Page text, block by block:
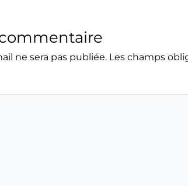
ne sera pas publiée. Les champs